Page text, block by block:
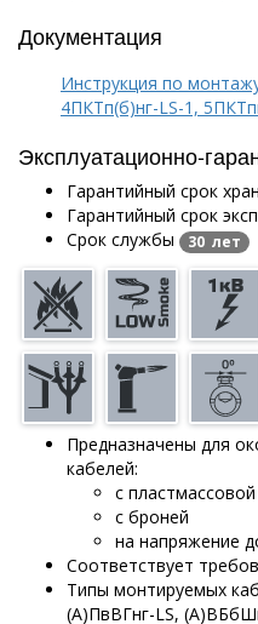
Документация
Инструкция по
4ПКТп(б)нг-LS-1,
Эксплуатационно-
Гарантийный срок
Гарантийный срок
Срок службы 30 лет
Предназначены для
кабелей:
с
с броней
на напряжение
Соответствует
Типы монтируемых
(А)ПвВГнг-LS,